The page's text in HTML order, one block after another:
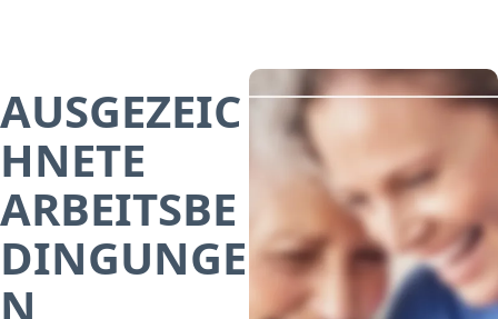
AUSGEZEIC
HNETE
ARBEITSBE
DINGUNGE
N